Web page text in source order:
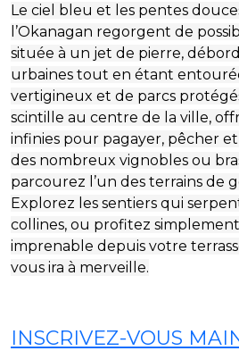
Le ciel bleu et les pentes
l’Okanagan regorgent de
située à un jet de pierre,
urbaines tout en étant
vertigineux et de parcs
scintille au centre de la ville,
infinies pour pagayer, pêcher et
des nombreux vignobles ou
parcourez l’un des terrains de
Explorez les sentiers qui
collines, ou profitez
imprenable depuis votre
vous ira à merveille.
INSCRIVEZ-VOUS